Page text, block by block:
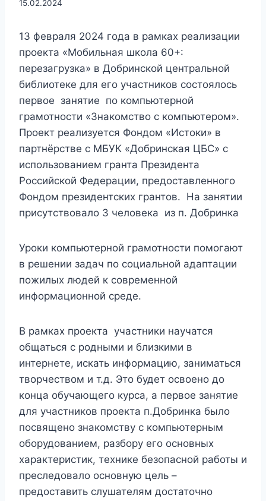
15.02.2024
13 февраля 2024 года в рамках реализации
проекта «Мобильная школа 60+:
перезагрузка» в Добринской центральной
библиотеке для его участников состоялось
первое занятие по компьютерной
грамотности «Знакомство с компьютером».
Проект реализуется Фондом «Истоки» в
партнёрстве с МБУК «Добринская ЦБС» с
использованием гранта Президента
Российской Федерации, предоставленного
Фондом президентских грантов. На занятии
присутствовало 3 человека из п. Добринка
Уроки компьютерной грамотности помогают
в решении задач по социальной адаптации
пожилых людей к современной
информационной среде.
В рамках проекта участники научатся
общаться с родными и близкими в
интернете, искать информацию, заниматься
творчеством и т.д. Это будет освоено до
конца обучающего курса, а первое занятие
для участников проекта п.Добринка было
посвящено знакомству с компьютерным
оборудованием, разбору его основных
характеристик, технике безопасной работы и
преследовало основную цель –
предоставить слушателям достаточно